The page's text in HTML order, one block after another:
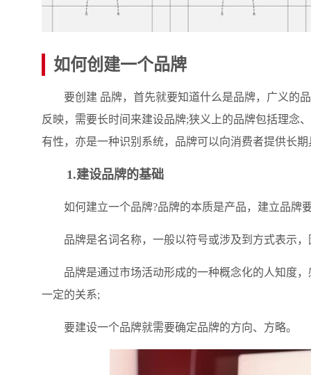
如何创建一个品牌
要创建 品牌，首先就要知道什么是品牌，广义的品
反映，需要长时间来建设品牌;狭义上的品牌包括理念
有性，亦是一种识别系统，品牌可以向消费者提供长
1.建设品牌的基础
如何建立一个品牌?品牌的本质是产品，建立品牌
品牌是名词名称，一般以符号或涉及到方式表示，
品牌是通过市场活动形成的一种概念化的人知度，
一定的关系;
要建设一个品牌就需要确定品牌的方向、方略。